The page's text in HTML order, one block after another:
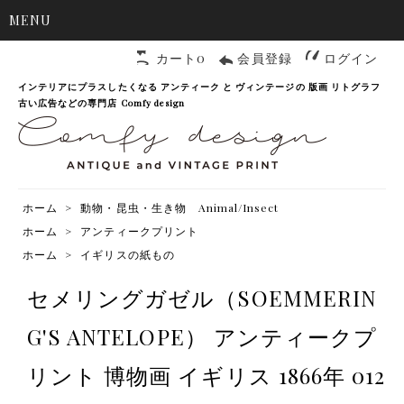
MENU
カート0 会員登録 ログイン
インテリアにプラスしたくなる アンティーク と ヴィンテージの 版画 リトグラフ
古い広告などの専門店 Comfy design
ホーム >
動物・昆虫・生き物 Animal/Insect
ホーム
>
アンティークプリント
ホーム
> イギリスの紙もの
セメリングガゼル（SOEMMERIN
G'S ANTELOPE） アンティークプ
リント 博物画 イギリス 1866年 012